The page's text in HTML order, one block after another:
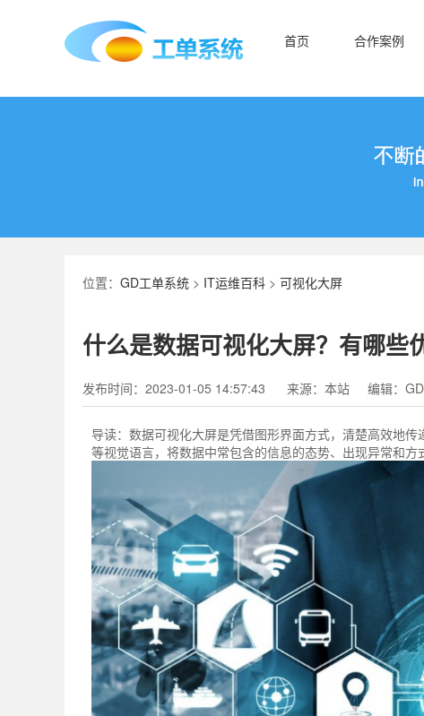
首页 合作案例
位置： GD工单系统 > IT运维百科 > 可视化大屏
什么是数据可视化大屏？有哪些
发布时间：2023-01-05 14:57:43 来源：本站 编辑：
导读： 数据可视化大屏是凭借图形界面方式，清楚高效地
等视觉语言，将数据中常包含的信息的态势、出现异常和方